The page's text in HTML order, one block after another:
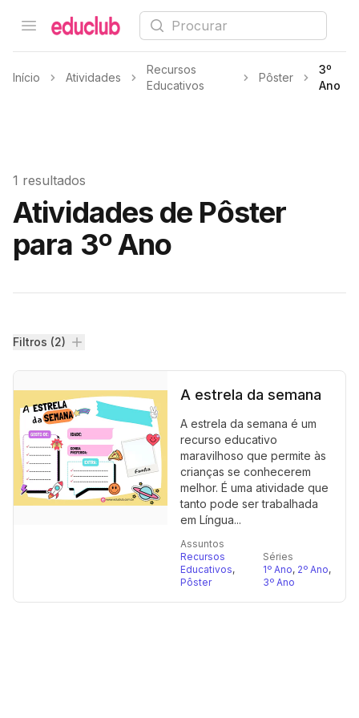
Open menu
Educlub Procurar
Início Atividades
Recursos
Educativos
Pôster
3º
Ano
1 resultados
Atividades de Pôster
para 3º Ano
Filtros
Filtros (2)
A estrela da semana
A estrela da semana é um
recurso educativo
maravilhoso que permite às
crianças se conhecerem
melhor. É uma atividade que
tanto pode ser trabalhada
em Língua...
Assuntos
Recursos
Educativos,
Pôster
Séries
1º Ano, 2º Ano,
3º Ano